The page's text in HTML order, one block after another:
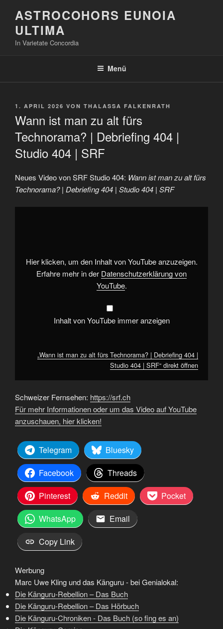
Inhalt
springen
ASTROCOHORS EUNOIA
ULTIMA
In Varietate Concordia
Menü
VERÖFFENTLICHT
1. APRIL 2026 VON THALASSA FALKENRATH
Wann ist man zu alt fürs
Technorama? | Debriefing 404 |
Studio 404 | SRF
Neues Video von SRF Studio 404: Wann ist man zu alt fürs
Technorama? | Debriefing 404 | Studio 404 | SRF
„Wann
Debriefing
Hier klicken, um den Inhalt von YouTube anzuzeigen.
Erfahre mehr in der Datenschutzerklärung von
YouTube.
Inhalt von YouTube immer anzeigen
„Wann ist man zu alt fürs Technorama? | Debriefing 404 |
Studio 404 | SRF“ direkt öffnen
Schweizer Fernsehen: https://srf.ch
Für mehr Informationen oder um das Video auf YouTube
anzuschauen, hier klicken!
Telegram
Bluesky
Facebook
Threads
Pinterest
Reddit
Pocket
WhatsApp
Email
Copy Link
Werbung
Marc Uwe Kling und das Känguru - bei Genialokal:
Die Känguru-Rebellion – Das Buch
Die Känguru-Rebellion – Das Hörbuch
Die Känguru-Chroniken - Das Buch (so fing es an)